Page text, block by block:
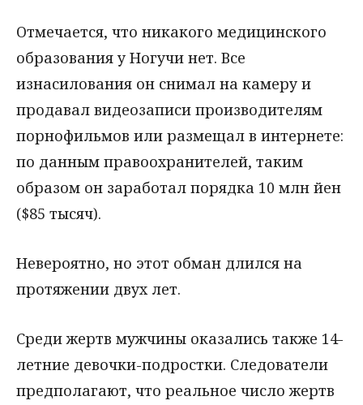
Отмечается, что никакого медицинского
образования у Ногучи нет. Все
изнасилования он снимал на камеру и
продавал видеозаписи производителям
порнофильмов или размещал в интернете:
по данным правоохранителей, таким
образом он заработал порядка 10 млн йен
($85 тысяч).
Невероятно, но этот обман длился на
протяжении двух лет.
Среди жертв мужчины оказались также 14-
летние девочки-подростки. Следователи
предполагают, что реальное число жертв